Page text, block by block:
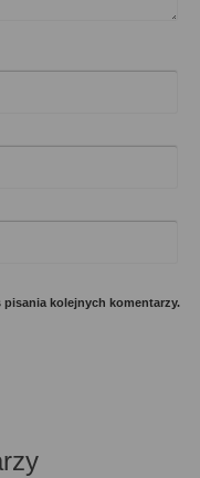
kolejnych komentarzy.